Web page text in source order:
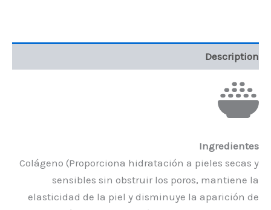
Description
Ingredientes
Colágeno (Proporciona hidratación a pieles secas y
sensibles sin obstruir los poros, mantiene la
elasticidad de la piel y disminuye la aparición de